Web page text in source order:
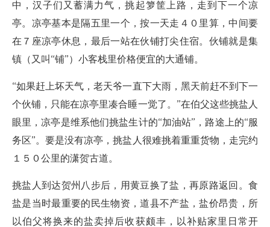
中，汉子们又蓄满力气，挑起箩筐上路，走到下一个凉
亭。凉亭基本是隔五里一个，按一天走４０里算，中间要
在７座凉亭休息，最后一站在伙铺打尖住宿。伙铺就是集
镇（又叫“铺”）小客栈里价格便宜的大通铺。
“如果赶上坏天气，老天爷一直下大雨，黑天前赶不到下一
个伙铺，只能在凉亭里凑合睡一觉了。”在伯父这些挑盐人
眼里，凉亭是维系他们挑盐生计的“加油站”，路途上的“服
务区”。要是没有凉亭，挑盐人很难挑着重重货物，走完约
１５０公里的潇贺古道。
挑盐人到达贺州八步后，用黄豆换了盐，再原路返回。食
盐是当时最重要的民生物资，道县不产盐，盐价昂贵，所
以伯父将换来的盐卖掉后收获颇丰，以补贴家里日常开